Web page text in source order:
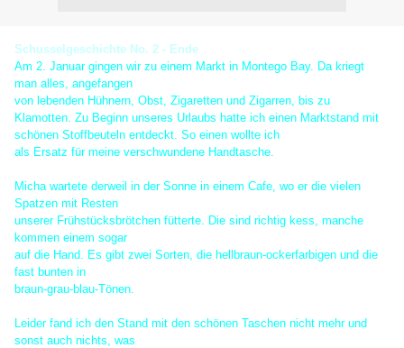
Schusselgeschichte No. 2 - Ende
Am 2. Januar gingen wir zu einem Markt in Montego Bay. Da kriegt
man alles, angefangen
von lebenden Hühnern, Obst, Zigaretten und Zigarren, bis zu
Klamotten. Zu Beginn unseres Urlaubs hatte ich einen Marktstand mit
schönen Stoffbeuteln entdeckt. So einen wollte ich
als Ersatz für meine verschwundene Handtasche.
Micha wartete derweil in der Sonne in einem Cafe, wo er die vielen
Spatzen mit Resten
unserer Frühstücksbrötchen fütterte. Die sind richtig kess, manche
kommen einem sogar
auf die Hand. Es gibt zwei Sorten, die hellbraun-ockerfarbigen und die
fast bunten in
braun-grau-blau-Tönen.
Leider fand ich den Stand mit den schönen Taschen nicht mehr und
sonst auch nichts, was